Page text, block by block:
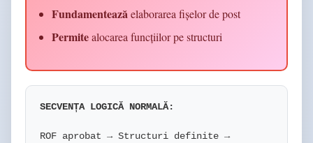
Fundamenteazăelaborarea fișelor de post
Permitealocarea funcțiilor pe structuri
SECVENȚA LOGICĂ NORMALĂ:
ROF aprobat → Structuri definite →